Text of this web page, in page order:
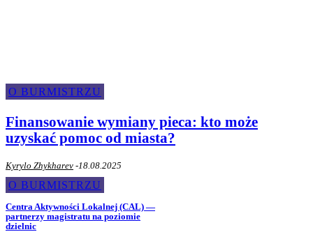
O BURMISTRZU
Finansowanie wymiany pieca: kto może
uzyskać pomoc od miasta?
Kyrylo Zhykharev -18.08.2025
O BURMISTRZU
Centra Aktywności Lokalnej (CAL) —
partnerzy magistratu na poziomie
dzielnic